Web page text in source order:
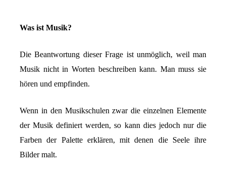
Was ist Musik?
Die Beantwortung dieser Frage ist unmöglich, weil man
Musik nicht in Worten beschreiben kann. Man muss sie
hören und empfinden.
Wenn in den Musikschulen zwar die einzelnen Elemente
der Musik definiert werden, so kann dies jedoch nur die
Farben der Palette erklären, mit denen die Seele ihre
Bilder malt.